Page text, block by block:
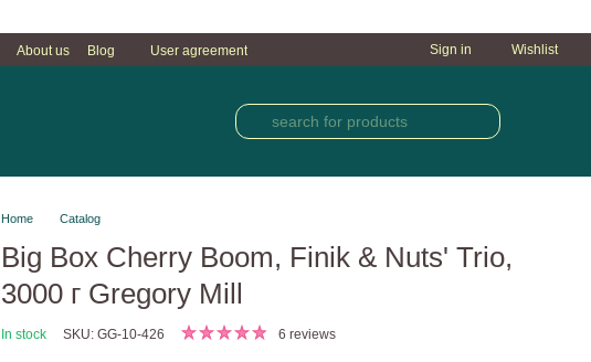
About us Blog User agreement Sign in Wishlist
Home Catalog
Big Box Cherry Boom, Finik & Nuts' Trio,
3000 г Gregory Mill
In stock SKU: GG-10-426 6 reviews